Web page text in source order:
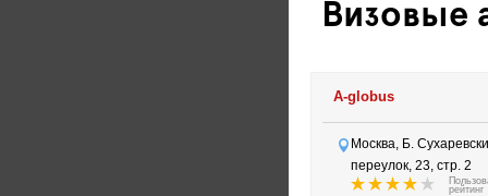
Визовые
A-globus
Москва, Б.
переулок, 23, стр. 2
рейтинг